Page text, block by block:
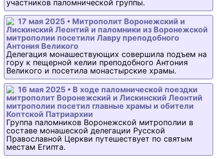
участников паломнической группы.
17 мая 2025 • Митрополит Воронежский и
Лискинский Леонтий и паломники из Воронежской
митрополии посетили Лавру преподобного
Антония Великого
Делегация монашествующих совершила подъем на
гору к пещерной келии преподобного Антония
Великого и посетила монастырские храмы.
16 мая 2025 • В ходе паломнической поездки
митрополит Воронежский и Лискинский Леонтий
митрополии посетил главные храмы и обители
Коптской Патриархии
Группа паломников Воронежской митрополии в
составе монашеской делегации Русской
Православной Церкви путешествует по святым
местам Египта.